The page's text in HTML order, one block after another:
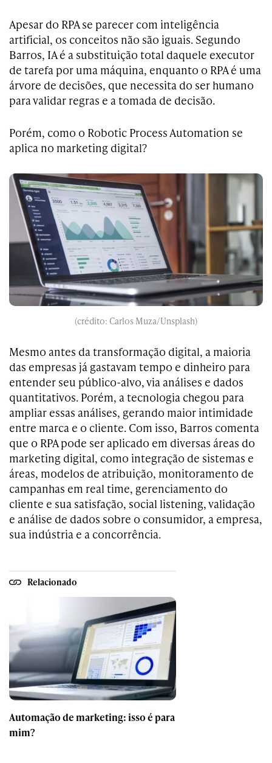
Apesar do RPA se parecer com inteligência
artificial, os conceitos não são iguais. Segundo
Barros, IA é a substituição total daquele executor
de tarefa por uma máquina, enquanto o RPA é uma
árvore de decisões, que necessita do ser humano
para validar regras e a tomada de decisão.
Porém, como o Robotic Process Automation se
aplica no marketing digital?
(crédito: Carlos Muza/Unsplash)
Mesmo antes da transformação digital, a maioria
das empresas já gastavam tempo e dinheiro para
entender seu público-alvo, via análises e dados
quantitativos. Porém, a tecnologia chegou para
ampliar essas análises, gerando maior intimidade
entre marca e o cliente. Com isso, Barros comenta
que o RPA pode ser aplicado em diversas áreas do
marketing digital, como integração de sistemas e
áreas, modelos de atribuição, monitoramento de
campanhas em real time, gerenciamento do
cliente e sua satisfação, social listening, validação
e análise de dados sobre o consumidor, a empresa,
sua indústria e a concorrência.
Relacionado
Automação de marketing: isso é para
mim?